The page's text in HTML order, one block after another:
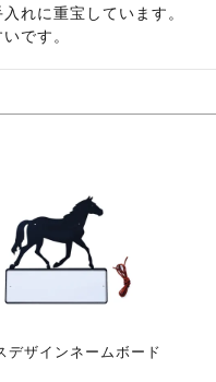
れに重宝しています。
です。
デザインネームボード